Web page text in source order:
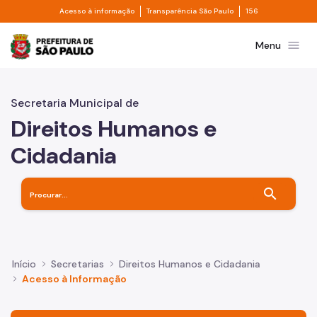
Pular para o Conteúdo principal
Acesso à informação Divisor de acesso à informação
Transparência São Paulo Divisor de
156
Prefeitura de São PauloMenu menu
Secretaria Municipal de
Direitos Humanos e
Cidadania
search
Início Secretarias
Direitos Humanos e Cidadania
Acesso à Informação